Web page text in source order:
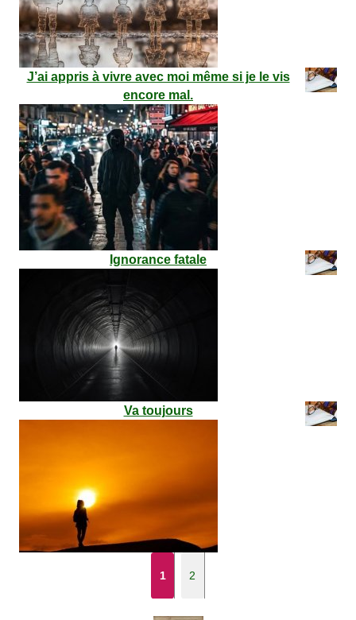
J’ai appris à vivre avec moi même si je le vis
encore mal.
Ignorance fatale
Va toujours
1 2